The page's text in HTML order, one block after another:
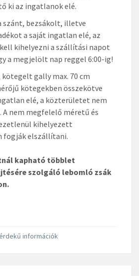
ki az ingatlanok elé.
szánt, bezsákolt, illetve
a saját ingatlan elé, az
kihelyezni a szállítási napot
a megjelölt nap reggel 6:00-ig!
kötegelt gally max. 70 cm
kötegekben összekötve
elé, a közterületet nem
A nem megfelelő méretű és
kihelyezett
fogják elszállítani.
kapható többlet
szolgáló lebomló zsák
információk